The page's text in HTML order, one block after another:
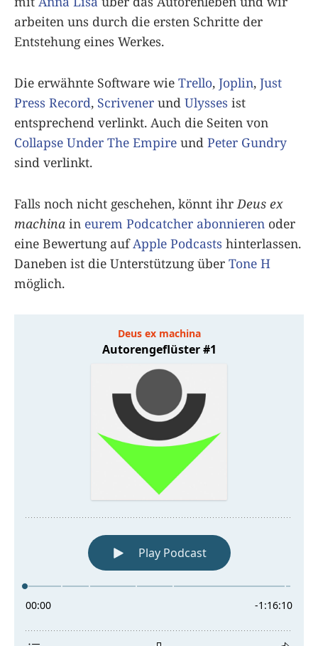
arbeiten uns durch die ersten Schritte der
Entstehung eines Werkes.
Die erwähnte Software wie Trello, Joplin, Just
Press Record, Scrivener und Ulysses ist
entsprechend verlinkt. Auch die Seiten von
Collapse Under The Empire und Peter Gundry
sind verlinkt.
Falls noch nicht geschehen, könnt ihr Deus ex
machina in eurem Podcatcher abonnieren oder
eine Bewertung aufApple Podcasts hinterlassen.
Daneben ist die Unterstützung über Tone H
möglich.